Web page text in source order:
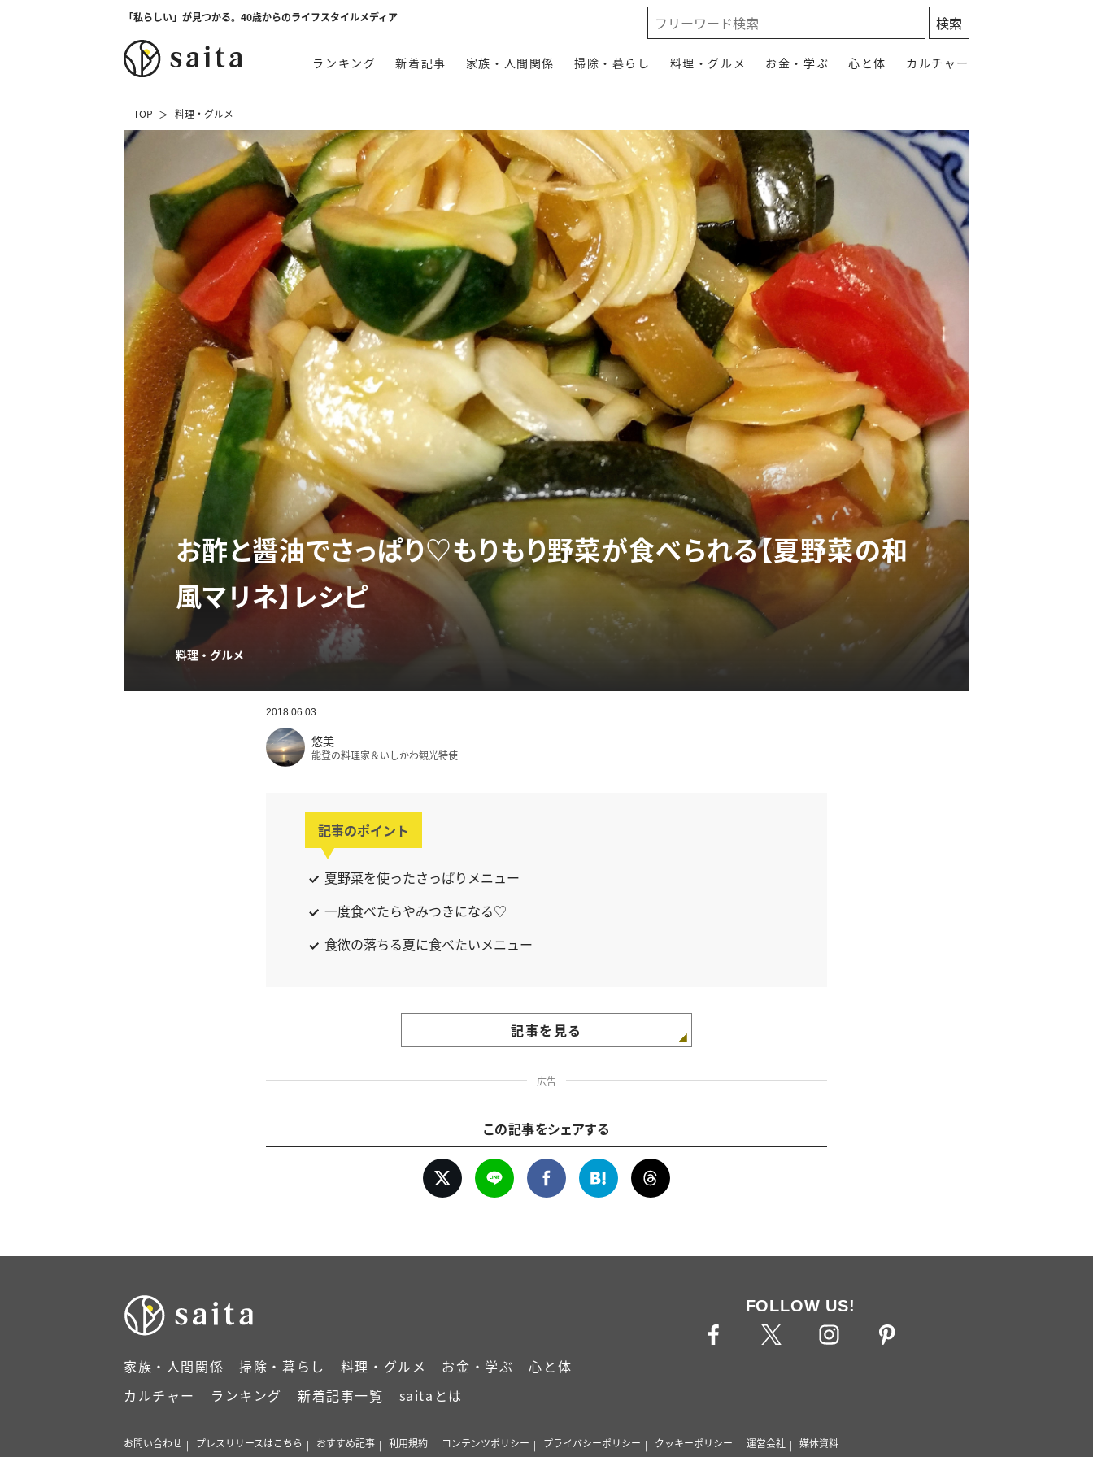
「私らしい」が見つかる。40歳からのライフスタイルメディア
ランキング 新着記事 家族・人間関係 掃除・暮らし 料理・グルメ お金・学ぶ 心と体 カルチャー
TOP 料理・グルメ
お酢と醤油でさっぱり♡もりもり野菜が食べられる【夏野菜の和
風マリネ】レシピ
料理・グルメ
2018.06.03
悠美
能登の料理家＆いしかわ観光特使
記事のポイント
夏野菜を使ったさっぱりメニュー
一度食べたらやみつきになる♡
食欲の落ちる夏に食べたいメニュー
記事を見る
広告
この記事をシェアする
家族・人間関係 掃除・暮らし 料理・グルメ お金・学ぶ
心と体
カルチャー
ランキング 新着記事一覧 saitaとは
FOLLOW US!
お問い合わせ プレスリリースはこちら おすすめ記事 利用規約 コンテンツポリシー プライバシーポリシー クッキーポリシー 運営会社 媒体資料